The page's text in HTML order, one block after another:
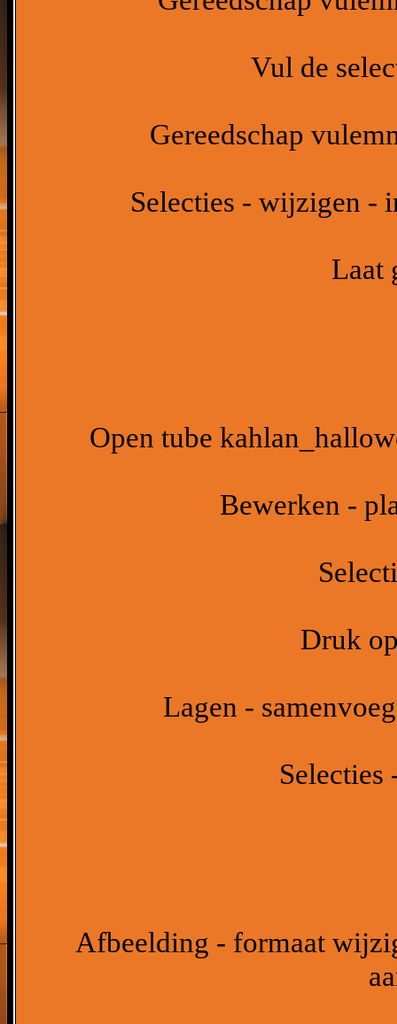
Vul de
Gereedschap
Selecties - wijzigen -
Laat
Open tube
Bewerken -
Druk
Lagen -
Selecties
Afbeelding - formaat